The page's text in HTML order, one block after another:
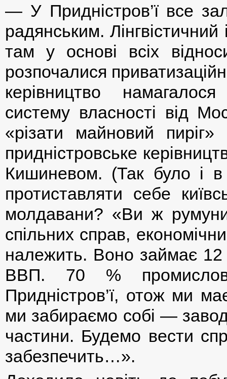
— У Придністров’ї все
радянським.
там у основі всіх
розпочалися
керівництво
систему власності від
«різати майновий
придністровське
Кишиневом. (Так було і в
протиставляти себе
молдавани? «Ви ж
спільних справ,
належить. Воно займає
ВВП. 70 %
Придністров’ї, отож ми
ми забираємо собі —
частини. Будемо вести
забезпечить…».